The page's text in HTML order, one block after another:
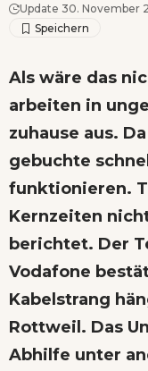
Update 30. November
Als wäre das
arbeiten in
zuhause aus.
gebuchte
funktionieren.
Kernzeiten
berichtet. Der
Vodafone
Kabelstrang
Rottweil. Das
Abhilfe unter